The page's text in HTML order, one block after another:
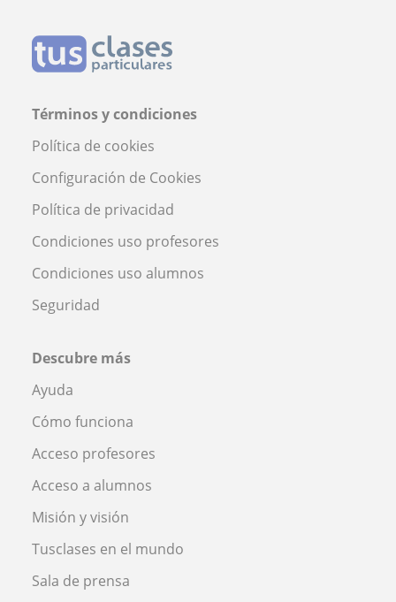
Términos y condiciones
Política de cookies
Configuración de Cookies
Política de privacidad
Condiciones uso profesores
Condiciones uso alumnos
Seguridad
Descubre más
Ayuda
Cómo funciona
Acceso profesores
Acceso a alumnos
Misión y visión
Tusclases en el mundo
Sala de prensa